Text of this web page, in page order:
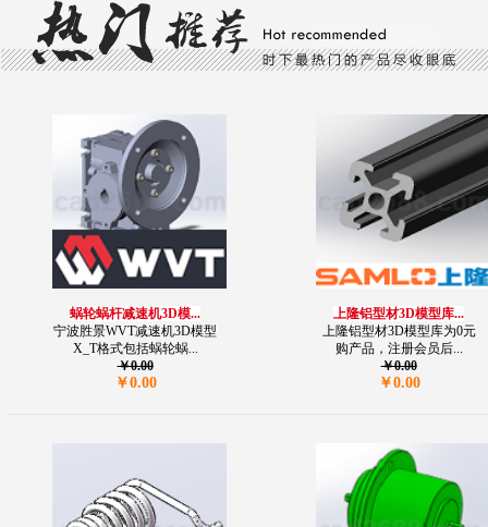
蜗轮蜗杆减速机3D模...
宁波胜景WVT减速机3D模型
X_T格式包括蜗轮蜗...
￥0.00
￥0.00
上隆铝型材3D模型库...
上隆铝型材3D模型库为0元
购产品，注册会员后...
￥0.00
￥0.00